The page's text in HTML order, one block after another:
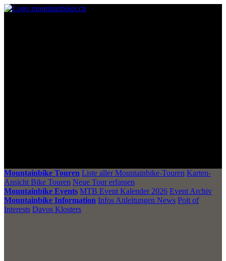
Mountainbike Touren Liste aller Mountainbike-Touren Karten-
Ansicht Bike Touren Neue Tour erfassen
Mountainbike Events MTB Event Kalender 2026 Event Archiv
Mountainbike Information Infos Anleitungen News Poit of
Interests Davos Klosters